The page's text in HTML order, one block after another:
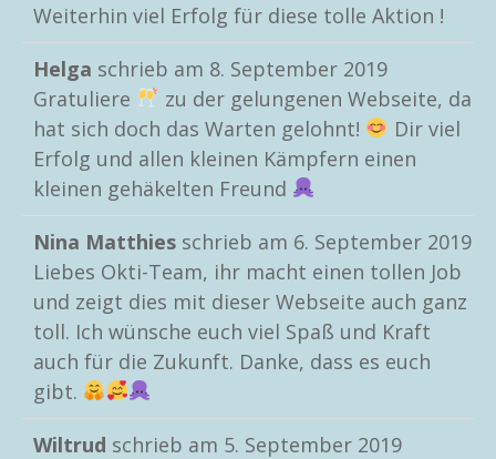
Weiterhin viel Erfolg für diese tolle Aktion !
Helga schrieb am 8. September 2019
Gratuliere
zu der gelungenen Webseite, da
hat sich doch das Warten gelohnt!
Dir viel
Erfolg und allen kleinen Kämpfern einen
kleinen gehäkelten Freund
Nina Matthies schrieb am 6. September 2019
Liebes Okti-Team, ihr macht einen tollen Job
und zeigt dies mit dieser Webseite auch ganz
toll. Ich wünsche euch viel Spaß und Kraft
auch für die Zukunft. Danke, dass es euch
gibt.
Wiltrud schrieb am 5. September 2019